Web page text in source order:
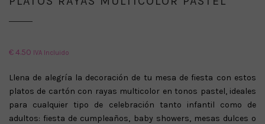
€4.50 IVA Incluido
Llena de alegría la decoración de tu mesa de fiesta con estos
platos de cartón con rayas multicolor en tonos pastel, ideales
para cualquier tipo de celebración tanto infantil como de
adultos: fiesta de cumpleaños, baby showers, mesas dulces o